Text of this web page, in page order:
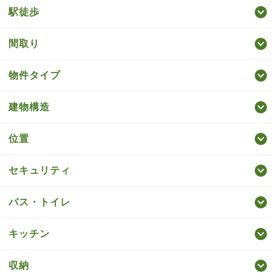
駅徒歩
間取り
物件タイプ
建物構造
位置
セキュリティ
バス・トイレ
キッチン
収納